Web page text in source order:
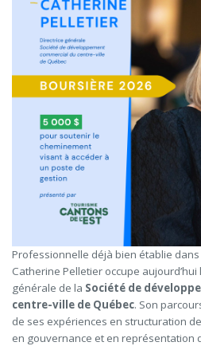
Professionnelle déjà bien établie
Catherine Pelletier occupe
générale de la Société de
centre-ville de Québec. Son
de ses expériences en structuration
en gouvernance et en représentation